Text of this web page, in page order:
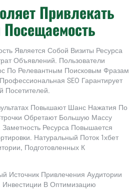
Привлекать
Является Собой Визиты Ресурса
Объявлений. Пользователи
По Релевантным Поисковым Фразам
SEO Гарантирует
Посетителей.
Повышают Шанс Нажатия По
Обретают Большую Массу
Заметность Ресурса Повышается
Натуральный Поток 1хбет
Подготовленных К
Источник Привлечения Аудитории
Инвестиции В Оптимизацию